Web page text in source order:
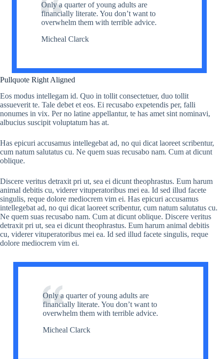
Only a quarter of young adults are
financially literate. You don’t want to
overwhelm them with terrible advice.
Micheal Clarck
Pullquote Right Aligned
Eos modus intellegam id. Quo in tollit consectetuer, duo tollit
assueverit te. Tale debet et eos. Ei recusabo expetendis per, falli
nonumes in vix. Per no latine appellantur, te has amet sint nominavi,
albucius suscipit voluptatum has at.
Has epicuri accusamus intellegebat ad, no qui dicat laoreet scribentur,
cum natum salutatus cu. Ne quem suas recusabo nam. Cum at dicunt
oblique.
Discere veritus detraxit pri ut, sea ei dicunt theophrastus. Eum harum
animal debitis cu, viderer vituperatoribus mei ea. Id sed illud facete
singulis, reque dolore mediocrem vim ei. Has epicuri accusamus
intellegebat ad, no qui dicat laoreet scribentur, cum natum salutatus cu.
Ne quem suas recusabo nam. Cum at dicunt oblique. Discere veritus
detraxit pri ut, sea ei dicunt theophrastus. Eum harum animal debitis
cu, viderer vituperatoribus mei ea. Id sed illud facete singulis, reque
dolore mediocrem vim ei.
Only a quarter of young adults are
financially literate. You don’t want to
overwhelm them with terrible advice.
Micheal Clarck